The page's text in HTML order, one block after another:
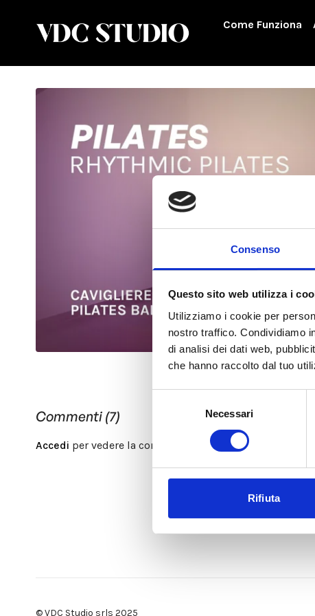
Consenso
Questo sito web utilizza i
Utilizziamo i cookie per
nostro traffico. Condividiamo
di analisi dei dati web,
che hanno raccolto dal tuo
Necessari
Rifiuta
Come Funziona
Commenti (7)
Accedi per vedere la conversazione
© VDC Studio srls 2025